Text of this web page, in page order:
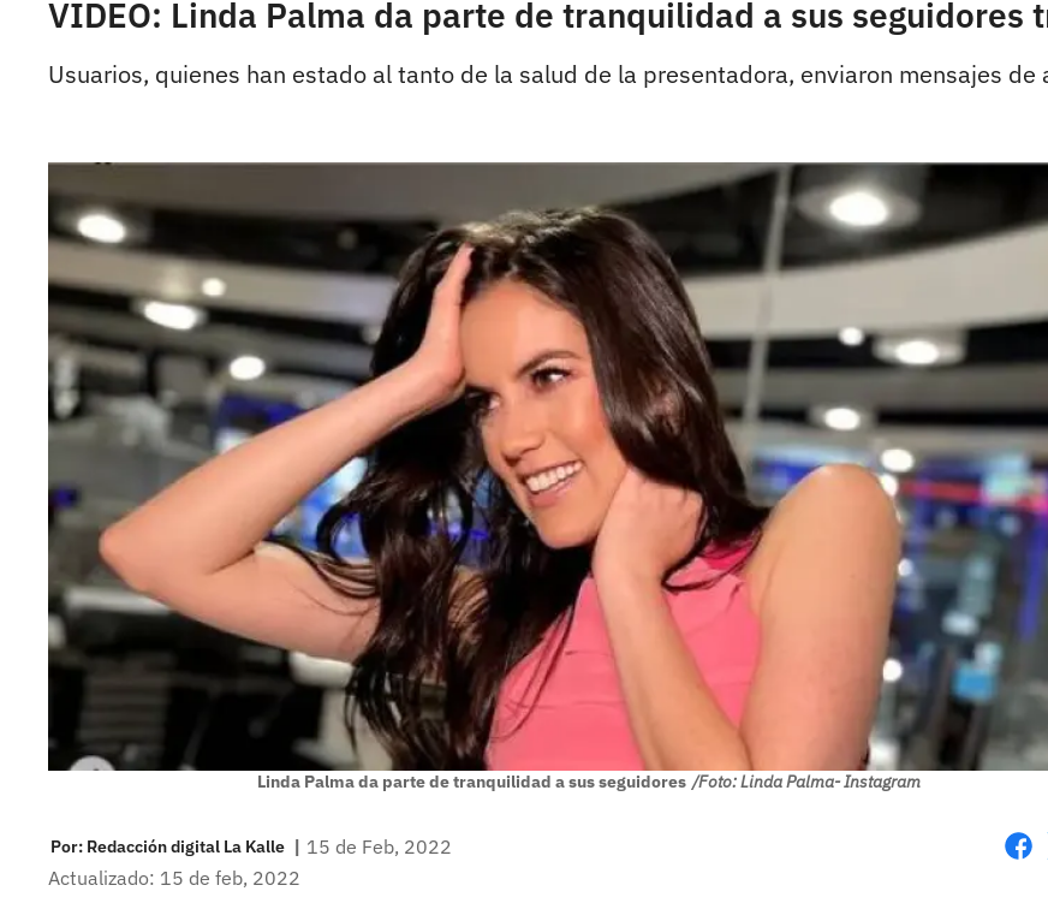
VIDEO: Linda Palma da parte de tranquilidad a sus
Usuarios, quienes han estado al tanto de la salud de la presentadora, enviaron mensajes de
Linda Palma da parte de tranquilidad a sus seguidores /Foto: Linda Palma- Instagram
Por: Redacción digital La Kalle | 15 de Feb, 2022
Actualizado: 15 de feb, 2022